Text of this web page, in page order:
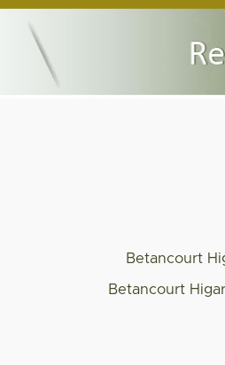
Betancourt
Betancourt